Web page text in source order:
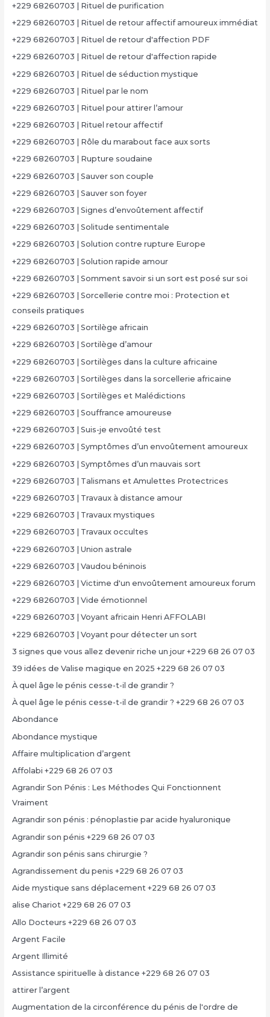
+229 68260703 | Rituel de purification
+229 68260703 | Rituel de retour affectif amoureux immédiat
+229 68260703 | Rituel de retour d'affection PDF
+229 68260703 | Rituel de retour d'affection rapide
+229 68260703 | Rituel de séduction mystique
+229 68260703 | Rituel par le nom
+229 68260703 | Rituel pour attirer l’amour
+229 68260703 | Rituel retour affectif
+229 68260703 | Rôle du marabout face aux sorts
+229 68260703 | Rupture soudaine
+229 68260703 | Sauver son couple
+229 68260703 | Sauver son foyer
+229 68260703 | Signes d’envoûtement affectif
+229 68260703 | Solitude sentimentale
+229 68260703 | Solution contre rupture Europe
+229 68260703 | Solution rapide amour
+229 68260703 | Somment savoir si un sort est posé sur soi
+229 68260703 | Sorcellerie contre moi : Protection et
conseils pratiques
+229 68260703 | Sortilège africain
+229 68260703 | Sortilège d’amour
+229 68260703 | Sortilèges dans la culture africaine
+229 68260703 | Sortilèges dans la sorcellerie africaine
+229 68260703 | Sortilèges et Malédictions
+229 68260703 | Souffrance amoureuse
+229 68260703 | Suis-je envoûté test
+229 68260703 | Symptômes d’un envoûtement amoureux
+229 68260703 | Symptômes d’un mauvais sort
+229 68260703 | Talismans et Amulettes Protectrices
+229 68260703 | Travaux à distance amour
+229 68260703 | Travaux mystiques
+229 68260703 | Travaux occultes
+229 68260703 | Union astrale
+229 68260703 | Vaudou béninois
+229 68260703 | Victime d'un envoûtement amoureux forum
+229 68260703 | Vide émotionnel
+229 68260703 | Voyant africain Henri AFFOLABI
+229 68260703 | Voyant pour détecter un sort
3 signes que vous allez devenir riche un jour +229 68 26 07 03
39 idées de Valise magique en 2025 +229 68 26 07 03
À quel âge le pénis cesse-t-il de grandir ?
À quel âge le pénis cesse-t-il de grandir ? +229 68 26 07 03
Abondance
Abondance mystique
Affaire multiplication d’argent
Affolabi +229 68 26 07 03
Agrandir Son Pénis : Les Méthodes Qui Fonctionnent
Vraiment
Agrandir son pénis : pénoplastie par acide hyaluronique
Agrandir son pénis +229 68 26 07 03
Agrandir son pénis sans chirurgie ?
Agrandissement du penis +229 68 26 07 03
Aide mystique sans déplacement +229 68 26 07 03
alise Chariot +229 68 26 07 03
Allo Docteurs +229 68 26 07 03
Argent Facile
Argent Illimité
Assistance spirituelle à distance +229 68 26 07 03
attirer l’argent
Augmentation de la circonférence du pénis de l'ordre de